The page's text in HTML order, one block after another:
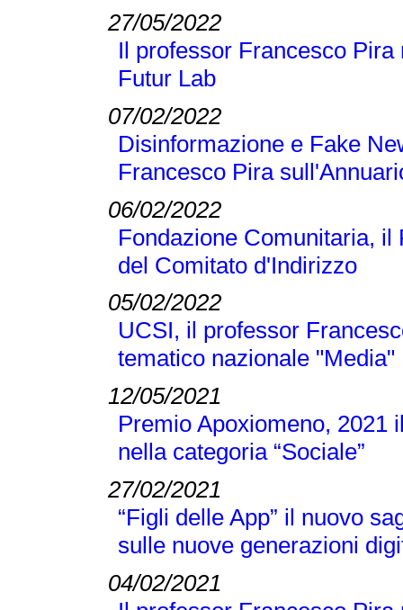
27/05/2022
Il professor Francesco
Futur Lab
07/02/2022
Disinformazione e Fake
Francesco Pira
06/02/2022
Fondazione Comunitaria,
del Comitato d'Indirizzo
05/02/2022
UCSI, il professor
tematico nazionale "Media"
12/05/2021
Premio Apoxiomeno, 2021
nella categoria “Sociale”
27/02/2021
“Figli delle App” il nuovo
sulle nuove generazioni
04/02/2021